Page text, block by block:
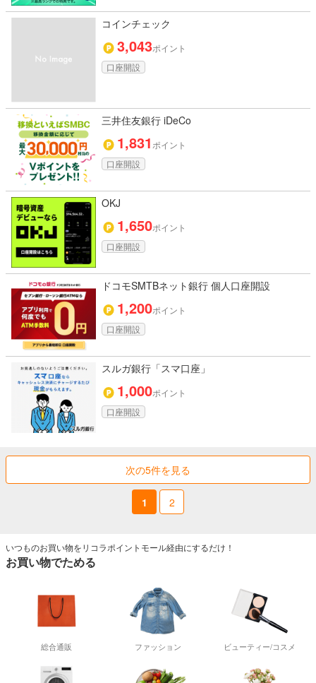
コインチェック
3,043ポイント
口座開設
三井住友銀行 iDeCo
1,831 ポイント
口座開設
OKJ
1,650ポイント
口座開設
ドコモSMTBネット銀行 個人口座開設
1,200ポイント
口座開設
スルガ銀行「スマ口座」
1,000ポイント
口座開設
次の5件を見る
1 2
いつものお買い物をリコラポイントモール経由にするだけ！
お買い物でためる
総合通販 ファッション ビューティー/コスメ